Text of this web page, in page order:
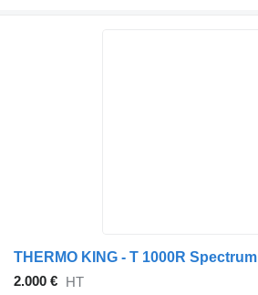
THERMO KING - T 1000R Spectrum
2.000 € HT